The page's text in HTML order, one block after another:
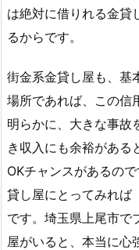
は絶対に借りれる金貸
るからです。
街金系金貸し屋も、基
場所であれば、この信
明らかに、大きな事故
き収入にも余裕がある
OKチャンスがあるの
貸し屋にとってみれば
です。埼玉県上尾市で
屋がいると、本当に心